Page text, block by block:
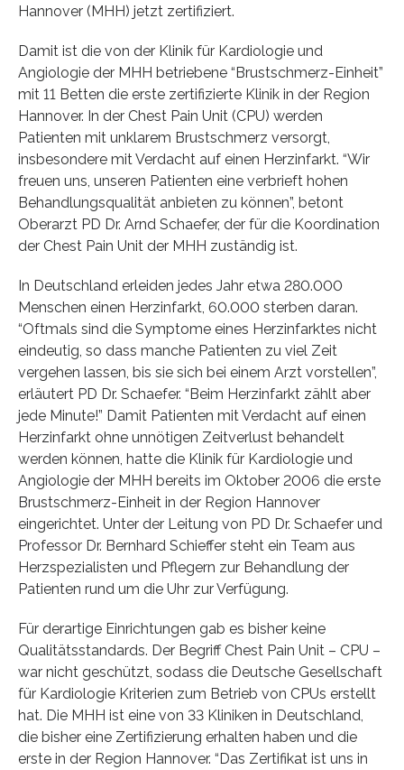
Hannover (MHH) jetzt zertifiziert.
Damit ist die von der Klinik für Kardiologie und
Angiologie der MHH betriebene “Brustschmerz-Einheit”
mit 11 Betten die erste zertifizierte Klinik in der Region
Hannover. In der Chest Pain Unit (CPU) werden
Patienten mit unklarem Brustschmerz versorgt,
insbesondere mit Verdacht auf einen Herzinfarkt. “Wir
freuen uns, unseren Patienten eine verbrieft hohen
Behandlungsqualität anbieten zu können”, betont
Oberarzt PD Dr. Arnd Schaefer, der für die Koordination
der Chest Pain Unit der MHH zuständig ist.
In Deutschland erleiden jedes Jahr etwa 280.000
Menschen einen Herzinfarkt, 60.000 sterben daran.
“Oftmals sind die Symptome eines Herzinfarktes nicht
eindeutig, so dass manche Patienten zu viel Zeit
vergehen lassen, bis sie sich bei einem Arzt vorstellen”,
erläutert PD Dr. Schaefer. “Beim Herzinfarkt zählt aber
jede Minute!” Damit Patienten mit Verdacht auf einen
Herzinfarkt ohne unnötigen Zeitverlust behandelt
werden können, hatte die Klinik für Kardiologie und
Angiologie der MHH bereits im Oktober 2006 die erste
Brustschmerz-Einheit in der Region Hannover
eingerichtet. Unter der Leitung von PD Dr. Schaefer und
Professor Dr. Bernhard Schieffer steht ein Team aus
Herzspezialisten und Pflegern zur Behandlung der
Patienten rund um die Uhr zur Verfügung.
Für derartige Einrichtungen gab es bisher keine
Qualitätsstandards. Der Begriff Chest Pain Unit – CPU –
war nicht geschützt, sodass die Deutsche Gesellschaft
für Kardiologie Kriterien zum Betrieb von CPUs erstellt
hat. Die MHH ist eine von 33 Kliniken in Deutschland,
die bisher eine Zertifizierung erhalten haben und die
erste in der Region Hannover. “Das Zertifikat ist uns in